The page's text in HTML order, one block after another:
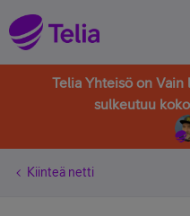
Telia Yhteisö on Vain
sulkeutuu
Kiinteä netti